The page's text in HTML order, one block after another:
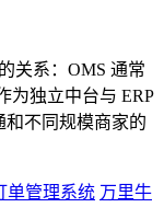
关系：OMS 通常
为独立中台与 ERP
和不同规模商家的
单管理系统 万里牛